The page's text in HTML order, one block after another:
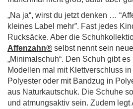
„Na ja“, wirst du jetzt denken …
kleines Label mehr”. Fast jedes
Rucksäcke. Aber die
Affenzahn® selbst nennt sein
„Minimalschuh“. Den Schuh gibt
Modellen mal mit Klettverschluss
Polyester oder mit Bandzug in
aus Naturkautschuk. Die Schuhe
und atmungsaktiv sein. Zudem